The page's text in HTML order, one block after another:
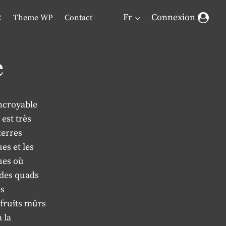
Theme WP Contact Fr Connexion
très
et les
où
quads
fruits mûrs
la